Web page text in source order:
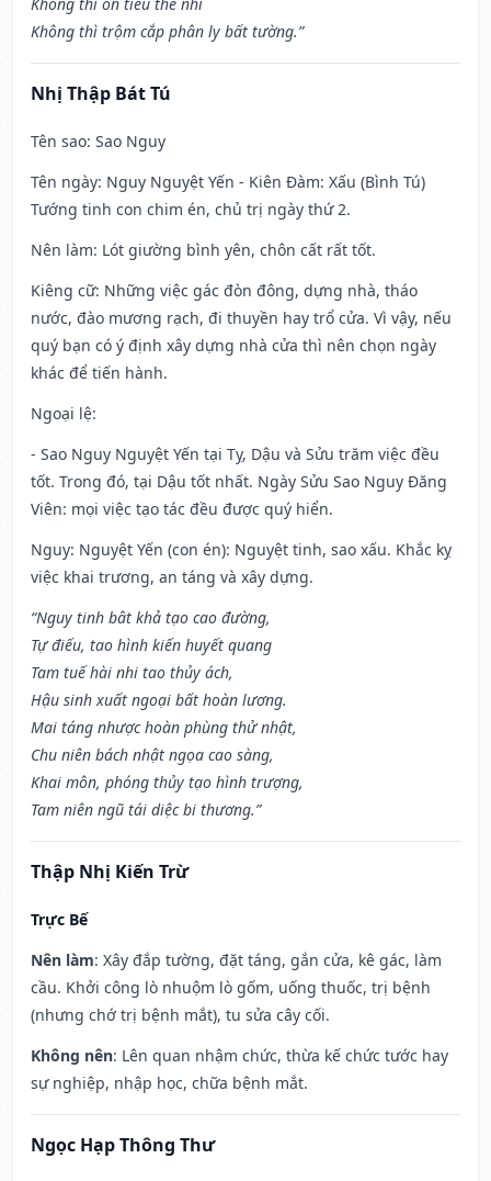
Không thì trộm cắp phân ly bất tường.”
Nhị Thập Bát Tú
Tên sao: Sao Nguy
Tên ngày: Nguy Nguyệt Yến - Kiên Đàm: Xấu (Bình Tú)
Tướng tinh con chim én, chủ trị ngày thứ 2.
Nên làm: Lót giường bình yên, chôn cất rất tốt.
Kiêng cữ: Những việc gác đòn đông, dựng nhà, tháo
nước, đào mương rạch, đi thuyền hay trổ cửa. Vì vậy, nếu
quý bạn có ý định xây dựng nhà cửa thì nên chọn ngày
khác để tiến hành.
Ngoại lệ:
- Sao Nguy Nguyệt Yến tại Tỵ, Dậu và Sửu trăm việc đều
tốt. Trong đó, tại Dậu tốt nhất. Ngày Sửu Sao Nguy Đăng
Viên: mọi việc tạo tác đều được quý hiển.
Nguy: Nguyệt Yến (con én): Nguyệt tinh, sao xấu. Khắc kỵ
việc khai trương, an táng và xây dựng.
“Nguy tinh bât khả tạo cao đường,
Tự điếu, tao hình kiến huyết quang
Tam tuế hài nhi tao thủy ách,
Hậu sinh xuất ngoại bất hoàn lương.
Mai táng nhược hoàn phùng thử nhật,
Chu niên bách nhật ngọa cao sàng,
Khai môn, phóng thủy tạo hình trượng,
Tam niên ngũ tái diệc bi thương.”
Thập Nhị Kiến Trừ
Trực Bế
Nên làm: Xây đắp tường, đặt táng, gắn cửa, kê gác, làm
cầu. Khởi công lò nhuộm lò gốm, uống thuốc, trị bệnh
(nhưng chớ trị bệnh mắt), tu sửa cây cối.
Không nên: Lên quan nhậm chức, thừa kế chức tước hay
sự nghiệp, nhập học, chữa bệnh mắt.
Ngọc Hạp Thông Thư